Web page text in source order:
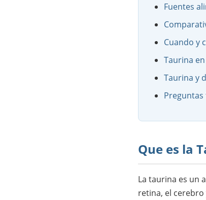
Fuentes
Cuando y
Taurina
Taurina y
Que es la
La taurina es un
retina, el